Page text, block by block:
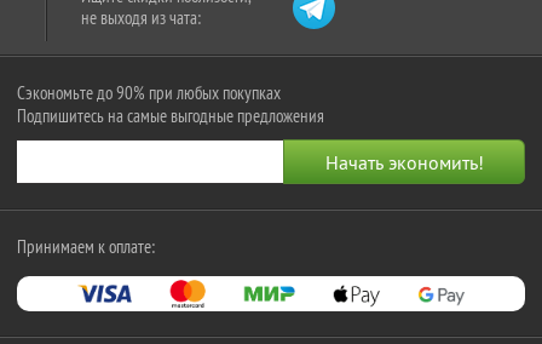
не выходя из чата:
Сэкономьте до 90% при любых покупках
Подпишитесь на самые выгодные предложения
Принимаем к оплате: